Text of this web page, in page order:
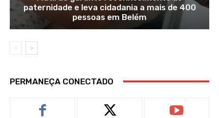
paternidade e leva cidadania a mais de 400
pessoas em Belém
PERMANEÇA CONECTADO